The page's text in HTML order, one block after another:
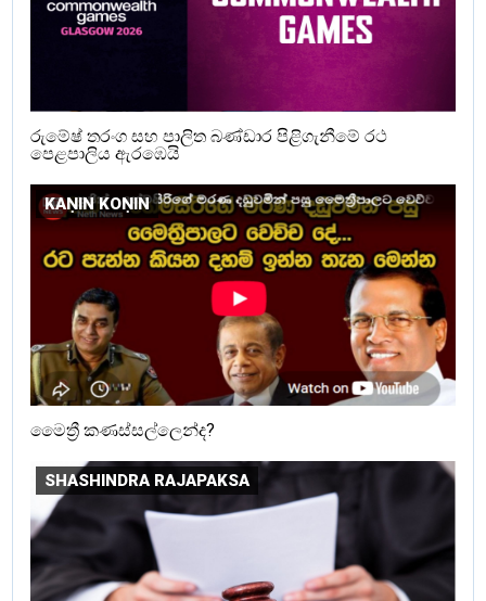
රුමේෂ් තරංග සහ පාලිත බණ්ඩාර පිළිගැනීමේ රථ
පෙළපාලිය ඇරඹෙයි
KAṆIN KOṆIN
මෛත්‍රී කණස්සල්ලෙන්ද?
SHASHINDRA RAJAPAKSA